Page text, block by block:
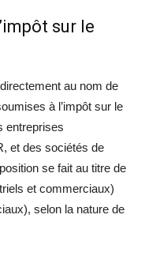
sur le
au nom de
à l’impôt sur le
entreprises
et des sociétés de
se fait au titre de
et commerciaux)
selon la nature de